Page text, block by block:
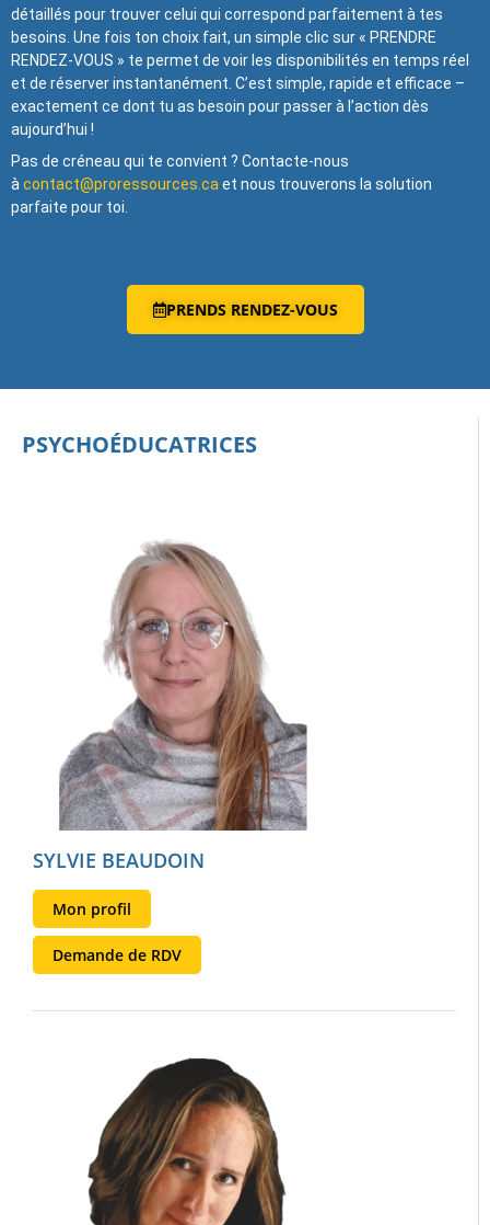
détaillés pour trouver celui qui correspond parfaitement à tes
besoins. Une fois ton choix fait, un simple clic sur « PRENDRE
RENDEZ-VOUS » te permet de voir les disponibilités en temps réel
et de réserver instantanément. C’est simple, rapide et efficace –
exactement ce dont tu as besoin pour passer à l’action dès
aujourd’hui !
Pas de créneau qui te convient ? Contacte-nous
àcontact@proressources.caet nous trouverons la solution
parfaite pour toi.
PRENDS RENDEZ-VOUS
PSYCHOÉDUCATRICES
SYLVIE BEAUDOIN
Mon profil
Demande de RDV